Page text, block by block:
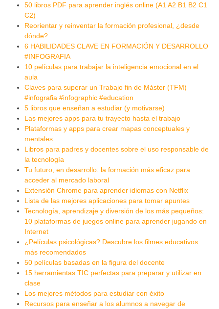
50 libros PDF para aprender inglés online (A1 A2 B1 B2 C1
C2)
Reorientar y reinventar la formación profesional, ¿desde
dónde?
6 HABILIDADES CLAVE EN FORMACIÓN Y DESARROLLO
#INFOGRAFIA
10 películas para trabajar la inteligencia emocional en el
aula
Claves para superar un Trabajo fin de Máster (TFM)
#infografia #infographic #education
5 libros que enseñan a estudiar (y motivarse)
Las mejores apps para tu trayecto hasta el trabajo
Plataformas y apps para crear mapas conceptuales y
mentales
Libros para padres y docentes sobre el uso responsable de
la tecnología
Tu futuro, en desarrollo: la formación más eficaz para
acceder al mercado laboral
Extensión Chrome para aprender idiomas con Netflix
Lista de las mejores aplicaciones para tomar apuntes
Tecnología, aprendizaje y diversión de los más pequeños:
10 plataformas de juegos online para aprender jugando en
Internet
¿Películas psicológicas? Descubre los filmes educativos
más recomendados
50 películas basadas en la figura del docente
15 herramientas TIC perfectas para preparar y utilizar en
clase
Los mejores métodos para estudiar con éxito
Recursos para enseñar a los alumnos a navegar de